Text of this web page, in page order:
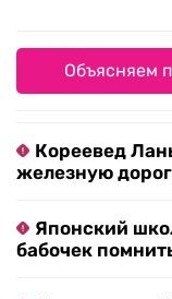
Объясняем
Кореевед
железную
Японский
бабочек